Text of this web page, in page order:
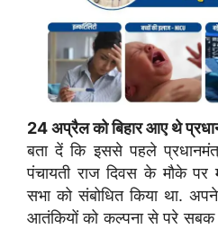
24 अप्रैल को बिहार आए थे
बता दें कि इससे पहले
पंचायती राज दिवस के मौके
सभा को संबोधित किया था.
आतंकियों को कल्पना से परे सबक